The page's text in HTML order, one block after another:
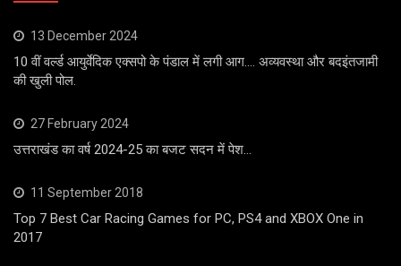
13 December 2024
10 वीं वर्ल्ड आयुर्वेदिक एक्सपो के पंडाल में लगी आग…. अव्यवस्था और बदइंतजामी
की खुली पोल.
27 February 2024
उत्तराखंड का वर्ष 2024-25 का बजट सदन में पेश…
11 September 2018
Top 7 Best Car Racing Games for PC, PS4 and XBOX One in
2017